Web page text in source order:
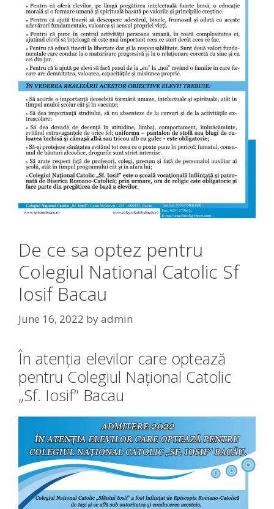
De ce sa optez pentru
Colegiul National Catolic Sf
Iosif Bacau
June 16, 2022 byadmin
În atenția elevilor care optează
pentru Colegiul Național Catolic
„Sf. Iosif” Bacau